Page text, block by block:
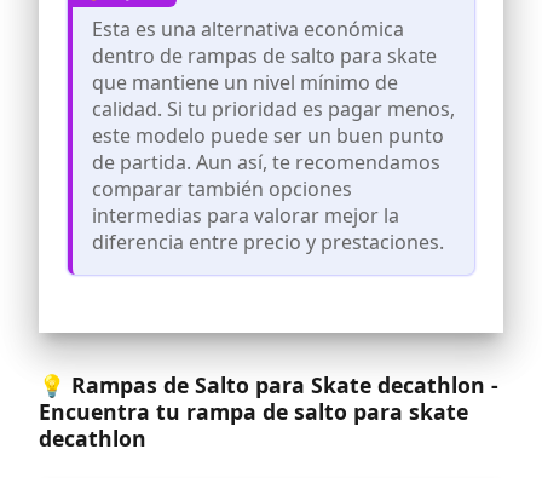
Esta es una alternativa económica
dentro de rampas de salto para skate
que mantiene un nivel mínimo de
calidad. Si tu prioridad es pagar menos,
este modelo puede ser un buen punto
de partida. Aun así, te recomendamos
comparar también opciones
intermedias para valorar mejor la
diferencia entre precio y prestaciones.
💡 Rampas de Salto para Skate decathlon -
Encuentra tu rampa de salto para skate
decathlon